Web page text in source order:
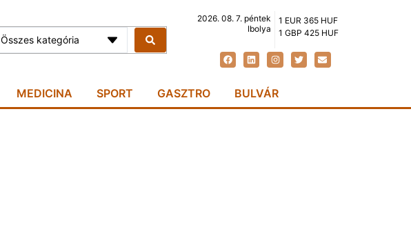
Összes kategória
2026. 08. 7. péntek
Ibolya
1 EUR 365 HUF
1 GBP 425 HUF
MEDICINA SPORT GASZTRO BULVÁR